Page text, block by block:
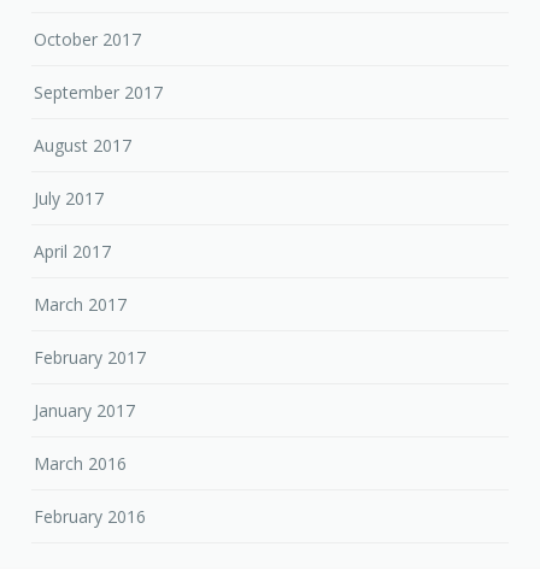
October 2017
September 2017
August 2017
July 2017
April 2017
March 2017
February 2017
January 2017
March 2016
February 2016